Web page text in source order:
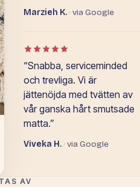
Marzieh K. · via Google
Betyg: 5 av 5 i Google-
“Snabba, serviceminded
och trevliga. Vi är
jättenöjda med tvätten av
vår ganska hårt smutsade
matta.”
Viveka H. · via Google
AV